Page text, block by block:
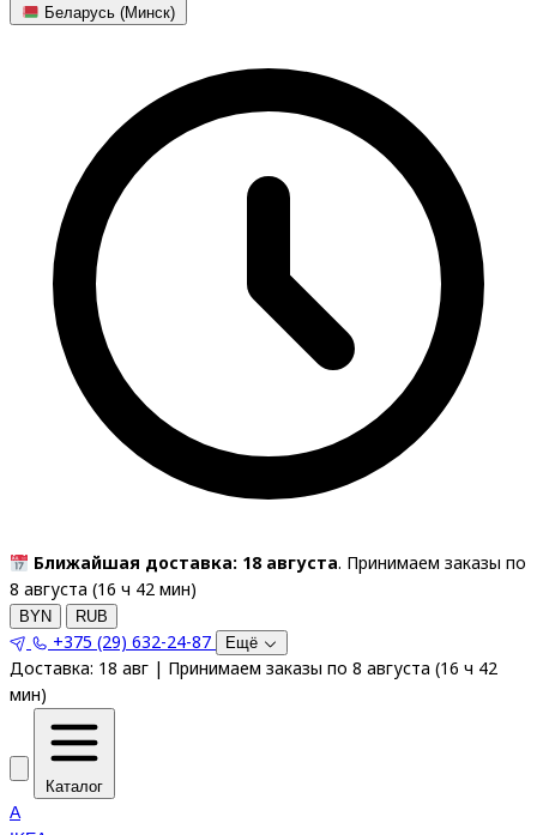
Беларусь (Минск)
Ближайшая доставка: 18 августа. Принимаем заказы по
8 августа (16 ч 42 мин)
BYN RUB
+375 (29) 632-24-87 Ещё
Доставка: 18 авг | Принимаем заказы по 8 августа (16 ч 42
мин)
Каталог
A